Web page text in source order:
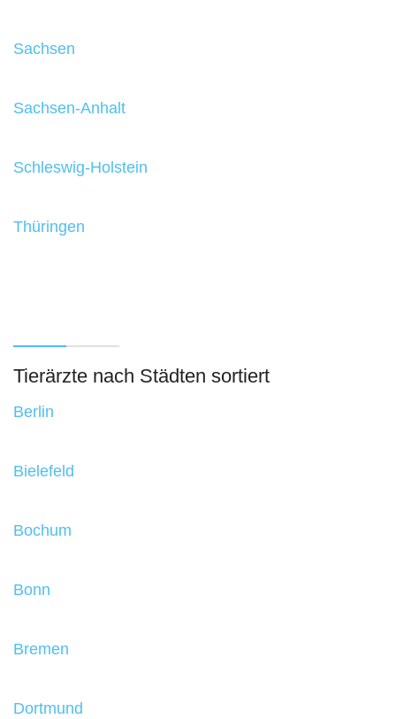
Sachsen
Sachsen-Anhalt
Schleswig-Holstein
Thüringen
Tierärzte nach Städten sortiert
Berlin
Bielefeld
Bochum
Bonn
Bremen
Dortmund